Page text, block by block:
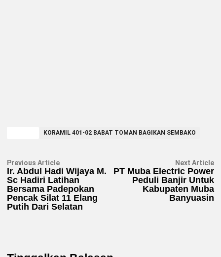
KORAMIL 401-02 BABAT TOMAN BAGIKAN SEMBAKO
Navigasi
pos
Previous ArticlePrevious
article:
Ir. Abdul Hadi Wijaya M.
Sc Hadiri Latihan
Bersama Padepokan
Pencak Silat 11 Elang
Putih Dari Selatan
Next Article
PT Muba Electric Power
Peduli Banjir Untuk
Kabupaten Muba
Banyuasin